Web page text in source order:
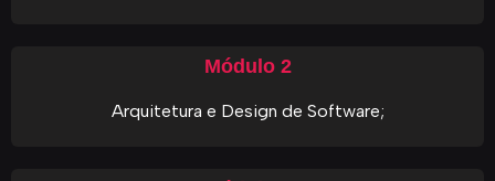
Módulo 2
Arquitetura e Design de Software;